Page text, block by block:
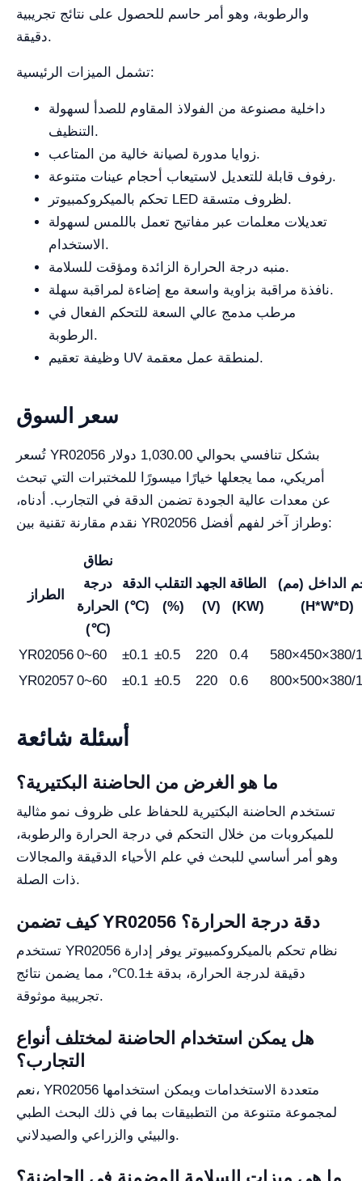
والرطوبة، وهو أمر حاسم للحصول على نتائج تجريبية
دقيقة.
تشمل الميزات الرئيسية:
داخلية مصنوعة من الفولاذ المقاوم للصدأ لسهولة
التنظيف.
زوايا مدورة لصيانة خالية من المتاعب.
رفوف قابلة للتعديل لاستيعاب أحجام عينات متنوعة.
تحكم بالميكروكمبيوتر LED لظروف متسقة.
تعديلات معلمات عبر مفاتيح تعمل باللمس لسهولة
الاستخدام.
منبه درجة الحرارة الزائدة ومؤقت للسلامة.
نافذة مراقبة بزاوية واسعة مع إضاءة لمراقبة سهلة.
مرطب مدمج عالي السعة للتحكم الفعال في
الرطوبة.
وظيفة تعقيم UV لمنطقة عمل معقمة.
سعر السوق
تُسعر YR02056 بشكل تنافسي بحوالي 1,030.00 دولار
أمريكي، مما يجعلها خيارًا ميسورًا للمختبرات التي تبحث
عن معدات عالية الجودة تضمن الدقة في التجارب. أدناه،
نقدم مقارنة تقنية بين YR02056 وطراز آخر لفهم أفضل:
الطراز
نطاق
درجة
الحرارة
(℃)
الدقة
(℃)
التقلب
(%)
الجهد
(V)
الطاقة
(KW)
الداخل (مم)
(H*W*D)
YR02056 0~60 ±0.1 ±0.5 220 0.4
580×450×380/
YR02057 0~60 ±0.1 ±0.5 220 0.6 800×500×380/
أسئلة شائعة
ما هو الغرض من الحاضنة البكتيرية؟
تستخدم الحاضنة البكتيرية للحفاظ على ظروف نمو مثالية
للميكروبات من خلال التحكم في درجة الحرارة والرطوبة،
وهو أمر أساسي للبحث في علم الأحياء الدقيقة والمجالات
ذات الصلة.
كيف تضمن YR02056 دقة درجة الحرارة؟
تستخدم YR02056 نظام تحكم بالميكروكمبيوتر يوفر إدارة
دقيقة لدرجة الحرارة، بدقة ±0.1℃، مما يضمن نتائج
تجريبية موثوقة.
هل يمكن استخدام الحاضنة لمختلف أنواع
التجارب؟
نعم، YR02056 متعددة الاستخدامات ويمكن استخدامها
لمجموعة متنوعة من التطبيقات بما في ذلك البحث الطبي
والبيئي والزراعي والصيدلاني.